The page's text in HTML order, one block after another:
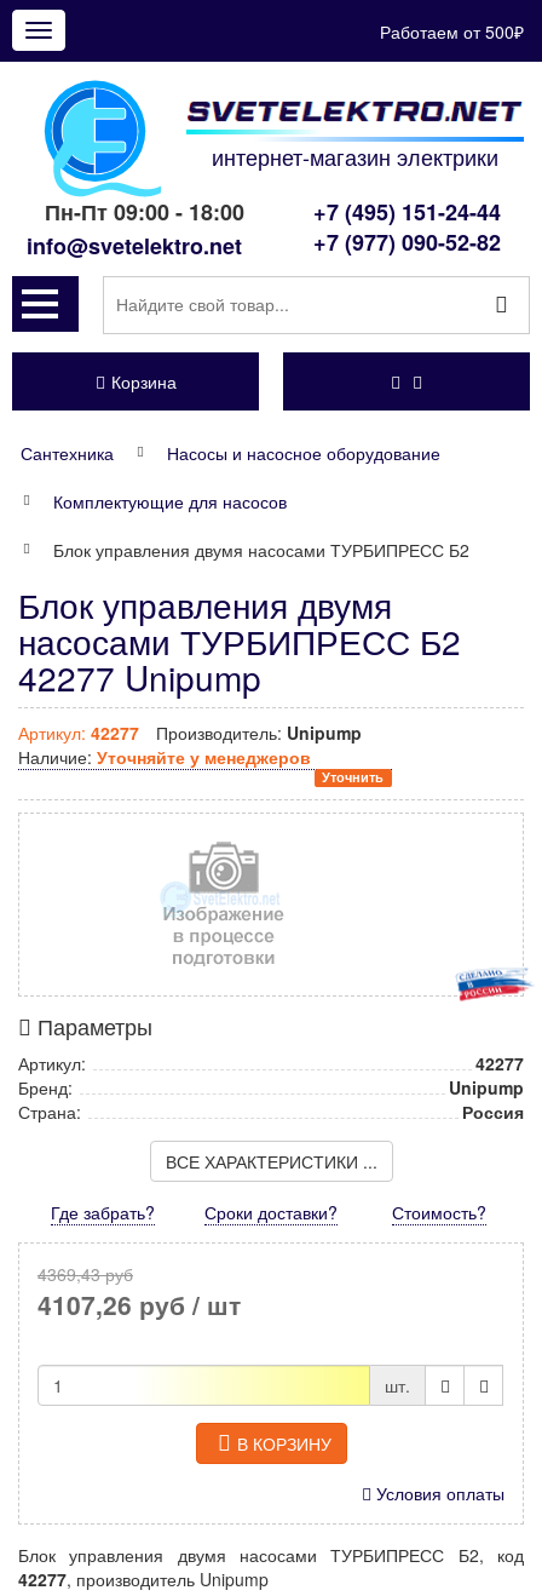
Показать
меню
Работаем от 500₽
интернет-магазин электрики
Пн-Пт 09:00 - 18:00
info@svetelektro.net
+7 (495) 151-24-44
+7 (977) 090-52-82
Корзина
Сантехника
Насосы и насосное оборудование
Комплектующие для насосов
Блок управления двумя насосами ТУРБИПРЕСС Б2
Блок управления двумя
насосами ТУРБИПРЕСС Б2
42277 Unipump
Артикул: 42277 Производитель: Unipump
Наличие: Уточняйте у менеджеров
Уточнить
Параметры
Артикул:
42277
Бренд:
Unipump
Страна:
Россия
ВСЕ ХАРАКТЕРИСТИКИ ...
Где забрать? Сроки доставки? Стоимость?
4369,43 руб
4107,26 руб / шт
шт.
В КОРЗИНУ
Условия оплаты
Блок управления двумя насосами ТУРБИПРЕСС Б2, код
42277, производитель Unipump